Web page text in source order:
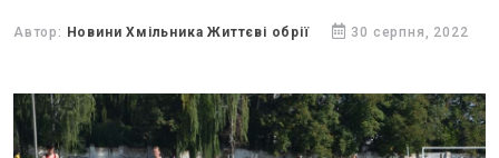
Автор: Новини Хмільника Життєві обрії 30 серпня, 2022